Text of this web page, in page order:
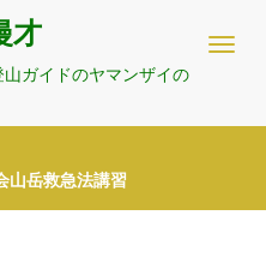
才
ガイドのヤマンザイの
山岳救急法講習